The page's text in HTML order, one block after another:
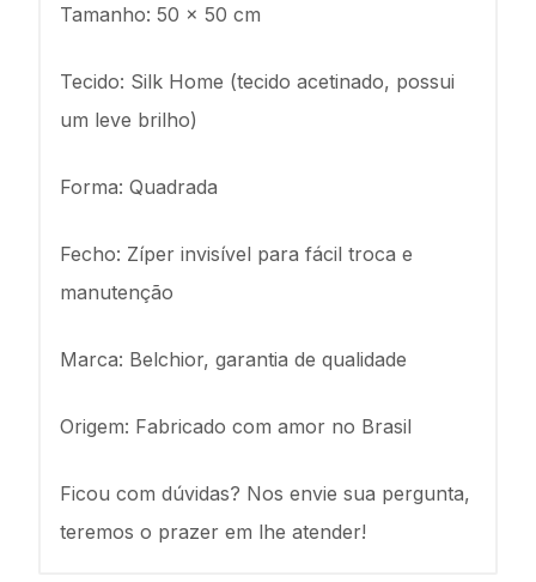
Tamanho: 50 x 50 cm
Tecido: Silk Home (tecido acetinado, possui
um leve brilho)
Forma: Quadrada
Fecho: Zíper invisível para fácil troca e
manutenção
Marca: Belchior, garantia de qualidade
Origem: Fabricado com amor no Brasil
Ficou com dúvidas? Nos envie sua pergunta,
teremos o prazer em lhe atender!